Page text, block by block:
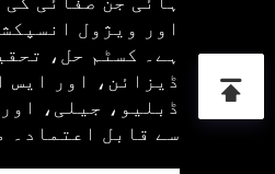
اور ویژول
ہے۔ کسٹم حل،
ڈیزائن، اور ایس
ڈبلیو، جیلی،
سے قابل اعتماد۔